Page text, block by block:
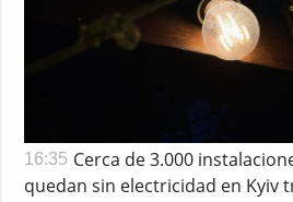
Releases
16:35 Cerca de 3.000
quedan sin electricidad en Kyiv